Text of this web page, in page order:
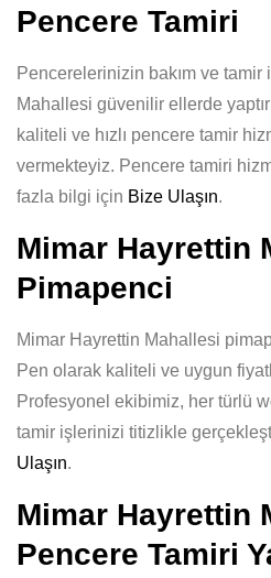
Pencere Tamiri
Pencerelerinizin bakım ve
Mahallesi güvenilir ellerde
kaliteli ve hızlı pencere tamir
vermekteyiz. Pencere tamiri
fazla bilgi için Bize Ulaşın.
Mimar Hayrettin
Pimapenci
Mimar Hayrettin Mahallesi
Pen olarak kaliteli ve uygun
Profesyonel ekibimiz, her türlü
tamir işlerinizi titizlikle
Ulaşın.
Mimar Hayrettin
Pencere Tamiri